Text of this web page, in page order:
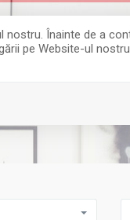
Înainte de a
pe Website-ul